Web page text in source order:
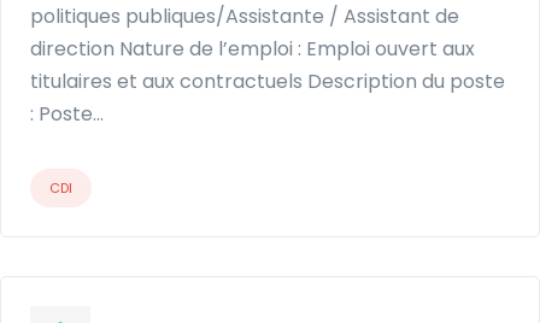
politiques publiques/Assistante / Assistant de
direction Nature de l’emploi : Emploi ouvert aux
titulaires et aux contractuels Description du poste
: Poste…
CDI